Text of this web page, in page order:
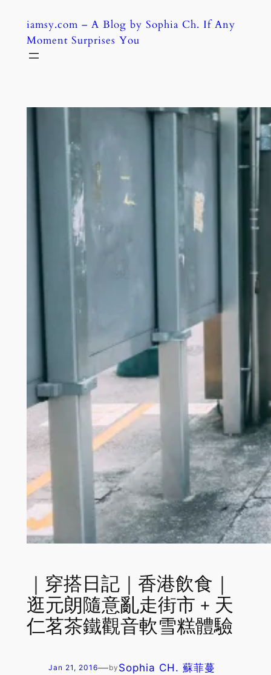
content
iamsy.com – A Blog by Sophia Ch. If Any
Moment Surprises You
｜穿搭日記｜香港飲食｜
逛元朗隨意亂走街市 + 天
仁茗茶鐵觀音軟雪糕體驗
Jan 21, 2016—by Sophia CH. 蘇菲蔓